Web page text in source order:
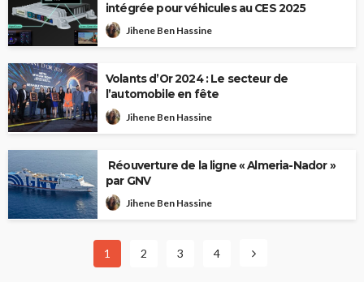
intégrée pour véhicules au CES 2025
Jihene Ben Hassine
Volants d’Or 2024 : Le secteur de
l’automobile en fête
Jihene Ben Hassine
Réouverture de la ligne « Almeria-Nador »
par GNV
Jihene Ben Hassine
1 2 3 4